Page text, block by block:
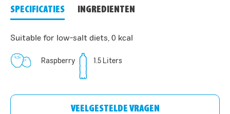
SPECIFICATIES INGREDIENTEN
Suitable for low-salt diets, 0 kcal
Raspberry 1.5 Liters
VEELGESTELDE VRAGEN